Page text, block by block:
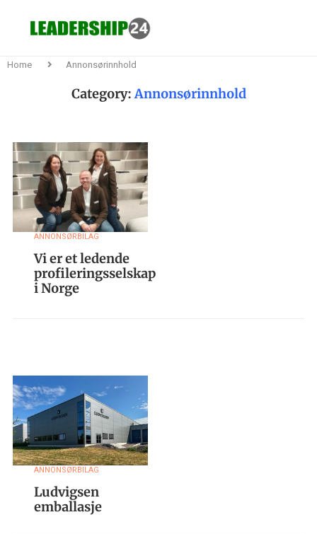
Home Annonsørinnhold
Category:Annonsørinnhold
ANNONSØRBILAG
Vi er et ledende
profileringsselskap
i Norge
ANNONSØRBILAG
Ludvigsen
emballasje